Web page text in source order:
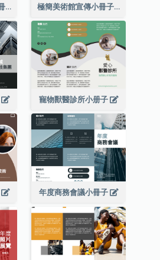
婚禮策劃公司宣傳小冊子 極簡美術館宣傳小冊子
寵物獸醫診所小册子
年度商務會議小冊子